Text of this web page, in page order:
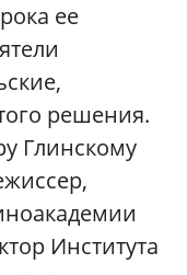
ее
решения.
Глинскому
Института